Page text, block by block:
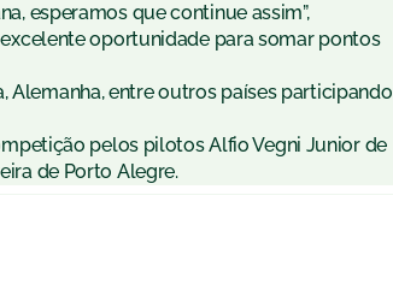
esperamos que continue assim”,
oportunidade para somar pontos
Alemanha, entre outros países participando
pelos pilotos Alfio Vegni Junior de
de Porto Alegre.